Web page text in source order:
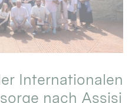
Internationalen
nach Assisi